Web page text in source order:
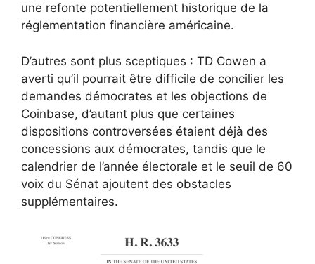
une refonte potentiellement historique de la
réglementation financière américaine.
D’autres sont plus sceptiques : TD Cowen a
averti qu’il pourrait être difficile de concilier les
demandes démocrates et les objections de
Coinbase, d’autant plus que certaines
dispositions controversées étaient déjà des
concessions aux démocrates, tandis que le
calendrier de l’année électorale et le seuil de 60
voix du Sénat ajoutent des obstacles
supplémentaires.